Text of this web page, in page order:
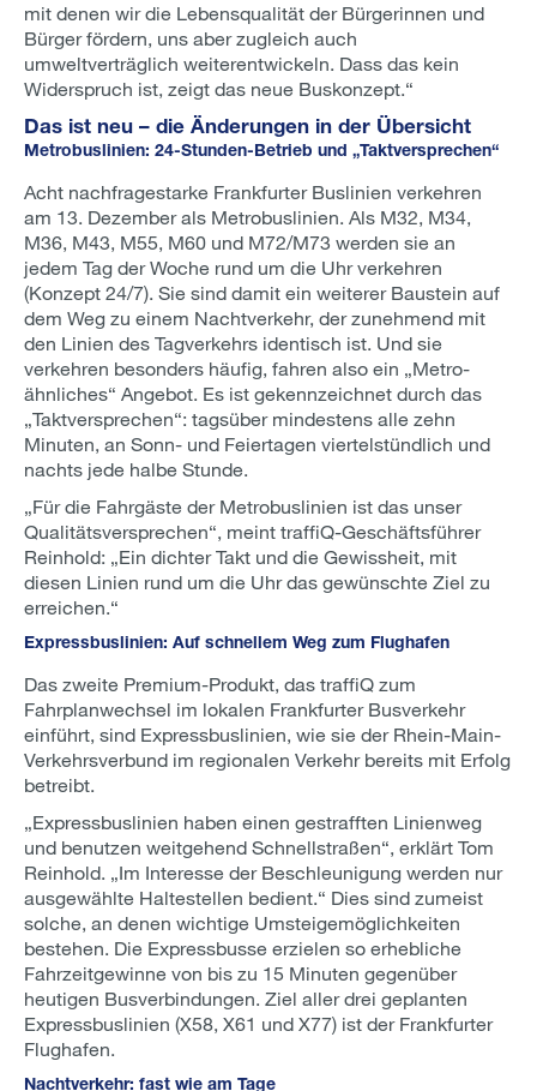
mit denen wir die Lebensqualität der Bürgerinnen und
Bürger fördern, uns aber zugleich auch
umweltverträglich weiterentwickeln. Dass das kein
Widerspruch ist, zeigt das neue Buskonzept.“
Das ist neu – die Änderungen in der Übersicht
Metrobuslinien: 24-Stunden-Betrieb und „Taktversprechen“
Acht nachfragestarke Frankfurter Buslinien verkehren
am 13. Dezember als Metrobuslinien. Als M32, M34,
M36, M43, M55, M60 und M72/M73 werden sie an
jedem Tag der Woche rund um die Uhr verkehren
(Konzept 24/7). Sie sind damit ein weiterer Baustein auf
dem Weg zu einem Nachtverkehr, der zunehmend mit
den Linien des Tagverkehrs identisch ist. Und sie
verkehren besonders häufig, fahren also ein „Metro-
ähnliches“ Angebot. Es ist gekennzeichnet durch das
„Taktversprechen“: tagsüber mindestens alle zehn
Minuten, an Sonn- und Feiertagen viertelstündlich und
nachts jede halbe Stunde.
„Für die Fahrgäste der Metrobuslinien ist das unser
Qualitätsversprechen“, meint traffiQ-Geschäftsführer
Reinhold: „Ein dichter Takt und die Gewissheit, mit
diesen Linien rund um die Uhr das gewünschte Ziel zu
erreichen.“
Expressbuslinien: Auf schnellem Weg zum Flughafen
Das zweite Premium-Produkt, das traffiQ zum
Fahrplanwechsel im lokalen Frankfurter Busverkehr
einführt, sind Expressbuslinien, wie sie der Rhein-Main-
Verkehrsverbund im regionalen Verkehr bereits mit Erfolg
betreibt.
„Expressbuslinien haben einen gestrafften Linienweg
und benutzen weitgehend Schnellstraßen“, erklärt Tom
Reinhold. „Im Interesse der Beschleunigung werden nur
ausgewählte Haltestellen bedient.“ Dies sind zumeist
solche, an denen wichtige Umsteigemöglichkeiten
bestehen. Die Expressbusse erzielen so erhebliche
Fahrzeitgewinne von bis zu 15 Minuten gegenüber
heutigen Busverbindungen. Ziel aller drei geplanten
Expressbuslinien (X58, X61 und X77) ist der Frankfurter
Flughafen.
Nachtverkehr: fast wie am Tage